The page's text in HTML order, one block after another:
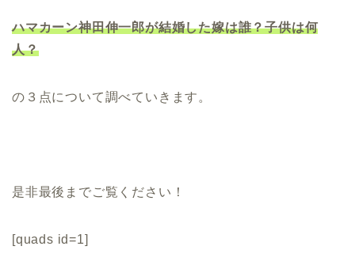
ハマカーン神田伸一郎が結婚した嫁は誰？子供は何
人？
の３点について調べていきます。
是非最後までご覧ください！
[quads id=1]